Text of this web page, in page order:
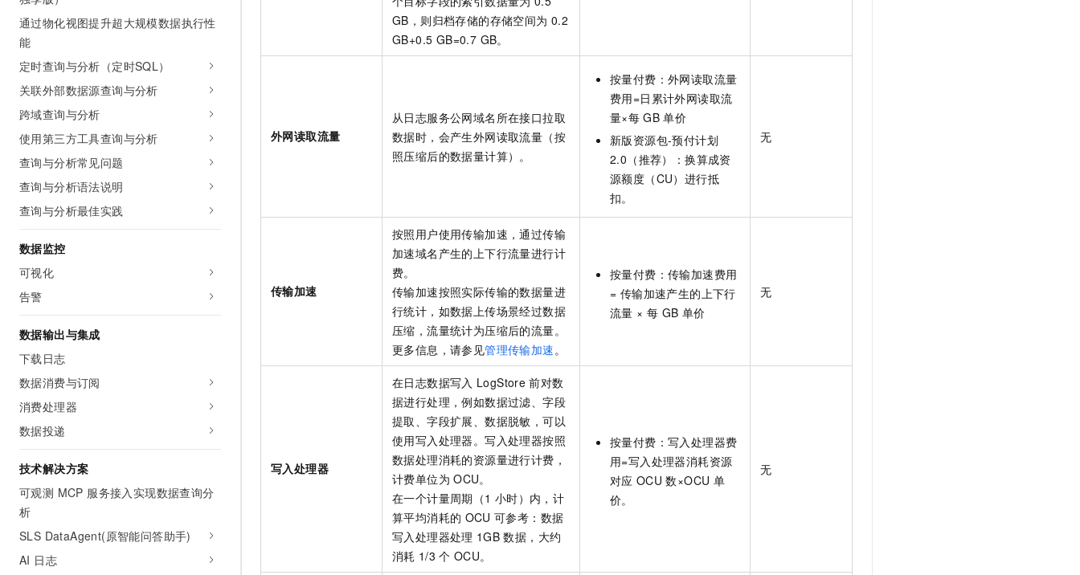
通过物化视图提升超大规模数据执行性
能
定时查询与分析（定时SQL）
关联外部数据源查询与分析
跨域查询与分析
使用第三方工具查询与分析
查询与分析常见问题
查询与分析语法说明
查询与分析最佳实践
数据监控
可视化
告警
数据输出与集成
下载日志
数据消费与订阅
消费处理器
数据投递
技术解决方案
可观测 MCP 服务接入实现数据查询分
析
SLS DataAgent(原智能问答助手)
AI 日志
GB，则归档存储的存储空间为 0.2
GB+0.5 GB=0.7 GB。
外网读取流量
从日志服务公网域名所在接口拉取
数据时，会产生外网读取流量（按
照压缩后的数据量计算）。
按量付费：外网读取流量
费用=日累计外网读取流
量×每 GB 单价
新版资源包-预付计划
2.0（推荐）
：换算成资
源额度（CU）进行抵
扣。
无
传输加速
按照用户使用传输加速，通过传输
加速域名产生的上下行流量进行计
费。
传输加速按照实际传输的数据量进
行统计，如数据上传场景经过数据
压缩，流量统计为压缩后的流量。
更多信息，请参见管理传输加速。
按量付费：传输加速费用
= 传输加速产生的上下行
流量 × 每 GB 单价
无
写入处理器
在日志数据写入 LogStore 前对数
据进行处理，例如数据过滤、字段
提取、字段扩展、数据脱敏，可以
使用写入处理器。写入处理器按照
数据处理消耗的资源量进行计费，
计费单位为 OCU。
在一个计量周期（1 小时）内，计
算平均消耗的 OCU 可参考：数据
写入处理器处理 1GB 数据，大约
消耗 1/3 个 OCU。
按量付费：写入处理器费
用=写入处理器消耗资源
对应 OCU 数×OCU 单
价。
无